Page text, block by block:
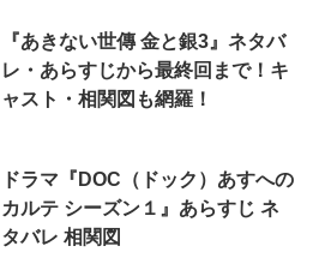
『あきない世傳 金と銀3』ネタバ
レ・あらすじから最終回まで！キ
ャスト・相関図も網羅！
ドラマ『DOC（ドック）あすへの
カルテ シーズン１』あらすじ ネ
タバレ 相関図